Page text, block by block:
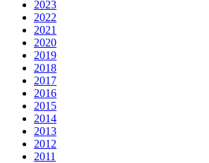
2023
2022
2021
2020
2019
2018
2017
2016
2015
2014
2013
2012
2011